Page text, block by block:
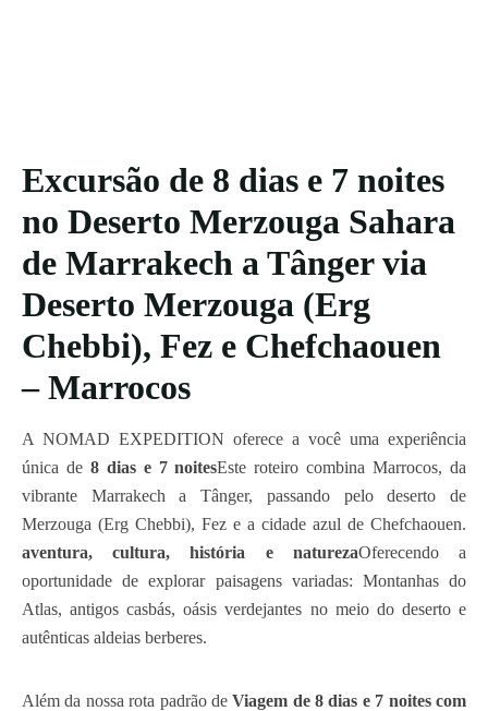
Excursão de 8 dias e 7 noites
no Deserto Merzouga Sahara
de Marrakech a Tânger via
Deserto Merzouga (Erg
Chebbi), Fez e Chefchaouen
– Marrocos
A NOMAD EXPEDITION oferece a você uma experiência
única de 8 dias e 7 noitesEste roteiro combina Marrocos, da
vibrante Marrakech a Tânger, passando pelo deserto de
Merzouga (Erg Chebbi), Fez e a cidade azul de Chefchaouen.
aventura, cultura, história e naturezaOferecendo a
oportunidade de explorar paisagens variadas: Montanhas do
Atlas, antigos casbás, oásis verdejantes no meio do deserto e
autênticas aldeias berberes.
Além da nossa rota padrão deViagem de 8 dias e 7 noites com